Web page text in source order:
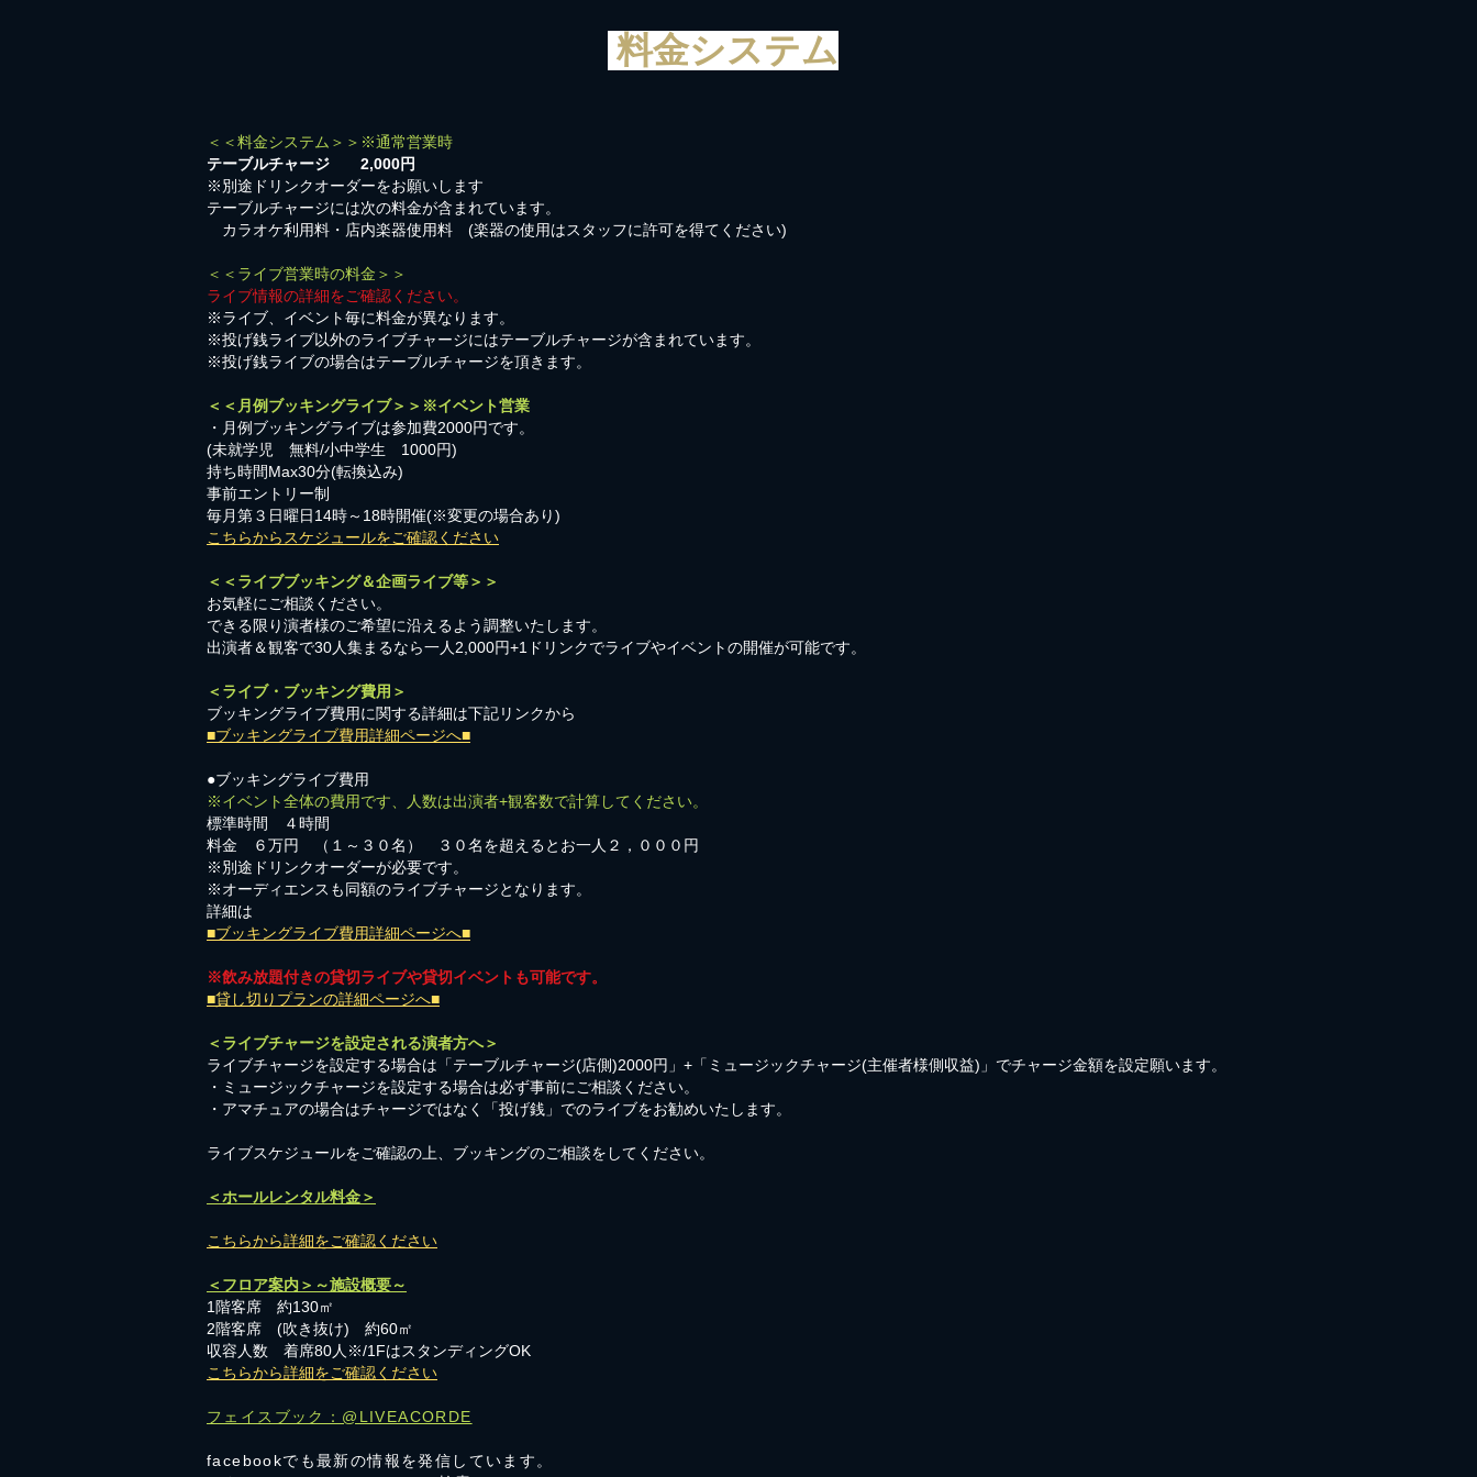
料金システム
＜＜料金システム＞＞※通常営業時
テーブルチャージ 2,000円
※別途ドリンクオーダーをお願いします
テーブルチャージには次の料金が含まれています。
カラオケ利用料・店内楽器使用料 (楽器の使用はスタッフに許可を得てください)
＜＜ライブ営業時の料金＞＞
ライブ情報の詳細をご確認ください。
※ライブ、イベント毎に料金が異なります。
※投げ銭ライブ以外のライブチャージにはテーブルチャージが含まれています。
※投げ銭ライブの場合はテーブルチャージを頂きます。
＜＜月例ブッキングライブ＞＞※イベント営業
・月例ブッキングライブは参加費2000円です。
​(未就学児 無料/小中学生 1000円)
持ち時間Max30分(転換込み)
事前エントリー制
毎月第３日曜日14時～18時開催(※変更の場合あり)
こちらからスケジュールをご確認ください
＜＜ライブブッキング＆企画ライブ等＞＞
お気軽にご相談ください。​
​できる限り演者様のご希望に沿えるよう調整いたします。
出演者＆観客で30人集まるなら一人2,000円+1ドリンクでライブやイベントの開催が可能です。
＜ライブ・ブッキング費用＞
ブッキングライブ費用に関する詳細は下記リンクから
■ブッキングライブ費用詳細ページへ■
●ブッキングライブ費用
※イベント全体の費用です、人数は出演者+観客数で計算してください。
標準時間 ４時間
料金 ６万円 （１～３０名） ３０名を超えるとお一人２，０００円
※別途ドリンクオーダーが必要です。
※オーディエンスも同額のライブチャージとなります。
詳細は
■ブッキングライブ費用詳細ページへ■
※飲み放題付きの貸切ライブや貸切イベントも可能です。
■貸し切りプランの詳細ページへ■
＜ライブチャージを設定される演者方へ＞
ライブチャージを設定する場合は「テーブルチャージ(店側)2000円」+「ミュージックチャージ(主催者様側収益)」でチャージ金額を設定願います。
・ミュージックチャージを設定する場合は必ず事前にご相談ください。
​・アマチュアの場合はチャージではなく「投げ銭」でのライブをお勧めいたします。
​ライブスケジュールをご確認の上、ブッキングのご相談をしてください。
＜ホールレンタル料金＞
こちらから詳細をご確認ください
＜フロア案内＞～施設概要～
1階客席 約130㎡
2階客席 (吹き抜け) 約60㎡
収容人数 着席80人※/1FはスタンディングOK
こちらから詳細をご確認ください
フェイスブック：@LIVEACORDE
facebookでも最新の情報を発信しています。